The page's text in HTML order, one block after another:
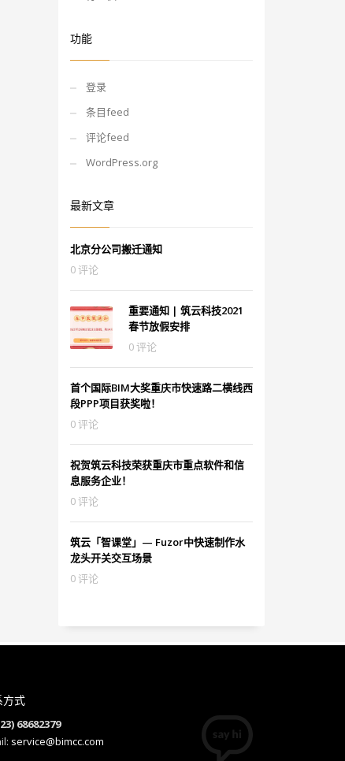
功能
登录
条目feed
评论feed
WordPress.org
最新文章
北京分公司搬迁通知
0 评论
重要通知 | 筑云科技2021
春节放假安排
0 评论
首个国际BIM大奖重庆市快速路二横线西
段PPP项目获奖啦！
0 评论
祝贺筑云科技荣获重庆市重点软件和信
息服务企业！
0 评论
筑云「智课堂」— Fuzor中快速制作水
龙头开关交互场景
0 评论
方式
68682379
service@bimcc.com